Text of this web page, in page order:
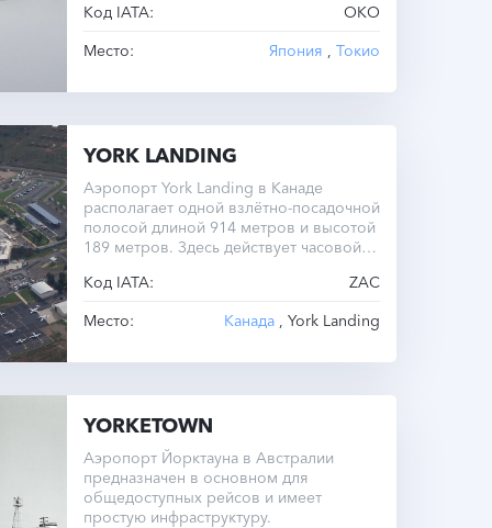
+9.0.
Код IATA:
OKO
Место:
Япония Токио
YORK LANDING
Аэропорт York Landing в Канаде
располагает одной взлётно-посадочной
полосой длиной 914 метров и высотой
189 метров. Здесь действует часовой
Код IATA:
ZAC
Место:
Канада , York Landing
YORKETOWN
Аэропорт Йорктауна в Австралии
предназначен в основном для
общедоступных рейсов и имеет
простую инфраструктуру.